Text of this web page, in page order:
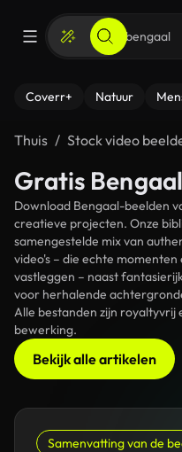
Coverr+ Natuur
Thuis Stock video
Gratis
Download Bengaal-beelden
creatieve projecten. Onze
samengestelde mix van
video's – die echte
vastleggen – naast
voor herhalende
Alle bestanden zijn royaltyvrij
bewerking.
Bekijk alle artikelen
Samenvatting van de